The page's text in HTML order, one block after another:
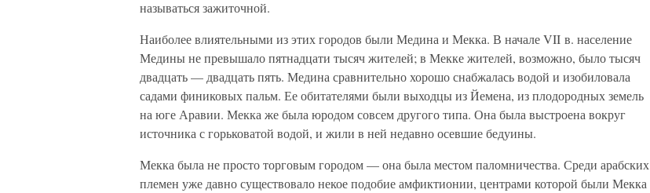
называться зажиточной.
Наиболее влиятельными из этих городов были Медина и Мекка. В начале VII в. население
Медины не превышало пятнадцати тысяч жителей; в Мекке жителей, возможно, было тысяч
двадцать — двадцать пять. Медина сравнительно хорошо снабжалась водой и изобиловала
садами финиковых пальм. Ее обитателями были выходцы из Йемена, из плодородных земель
на юге Аравии. Мекка же была юродом совсем другого типа. Она была выстроена вокруг
источника с горьковатой водой, и жили в ней недавно осевшие бедуины.
Мекка была не просто торговым городом — она была местом паломничества. Среди арабских
племен уже давно существовало некое подобие амфиктионии, центрами которой были Мекка